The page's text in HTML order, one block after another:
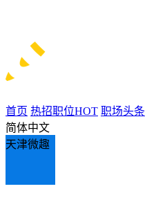
首页 热招职位HOT 职场头条
简体中文
天津微趣